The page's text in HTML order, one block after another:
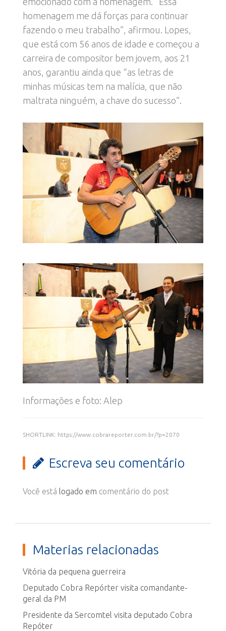
homenagem me dá forças para continuar
fazendo o meu trabalho”, afirmou. Lopes,
que está com 56 anos de idade e começou a
carreira de compositor bem jovem, aos 21
anos, garantiu ainda que “as letras de
minhas músicas tem na malícia, que não
maltrata ninguém, a chave do sucesso”.
Informações e foto: Alep
SHORTLINK: https://www.cobrareporter.com.br/?p=2070
Escreva seu comentário
Você está logado em comentário do post
Materias relacionadas
Vitória da pequena guerreira
Deputado Cobra Repórter visita comandante-
geral da PM
Presidente da Sercomtel visita deputado Cobra
Repóter